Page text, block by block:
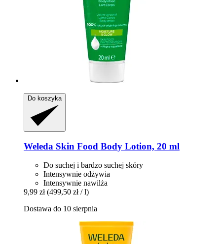
Do koszyka
Weleda Skin Food Body Lotion, 20 ml
Do suchej i bardzo suchej skóry
Intensywnie odżywia
Intensywnie nawilża
9,99 zł (499,50 zł / l)
Dostawa do 10 sierpnia